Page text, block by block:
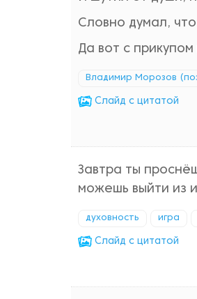
Словно думал,
Да вот с
Владимир Морозов
Cлайд с цитатой
Завтра ты
можешь выйти из
духовность игра
Cлайд с цитатой